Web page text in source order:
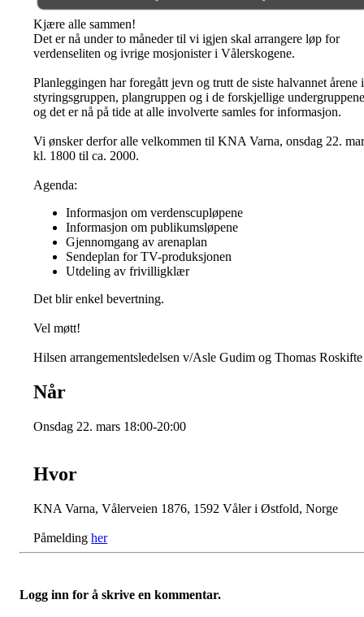
Kjære alle sammen!
Det er nå under to måneder til vi igjen skal arrangere løp for
verdenseliten og ivrige mosjonister i Vålerskogene.
Planleggingen har foregått jevn og trutt de siste halvannet årene i
styringsgruppen, plangruppen og i de forskjellige
og det er nå på tide at alle involverte samles for informasjon.
Vi ønsker derfor alle velkommen til KNA Varna, onsdag 22.
kl. 1800 til ca. 2000.
Agenda:
Informasjon om verdenscupløpene
Informasjon om publikumsløpene
Gjennomgang av arenaplan
Sendeplan for TV-produksjonen
Utdeling av frivilligklær
Det blir enkel bevertning.
Vel møtt!
Hilsen arrangementsledelsen v/Asle Gudim og Thomas Roskifte
Når
Onsdag 22. mars 18:00-20:00
Hvor
KNA Varna, Vålerveien 1876, 1592 Våler i Østfold, Norge
Påmeldingher
Logg inn for å skrive en kommentar.